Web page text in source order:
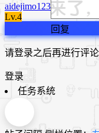
aidejimo123
Lv.4
回复
请登录之后再进行评论
登录
任务系统